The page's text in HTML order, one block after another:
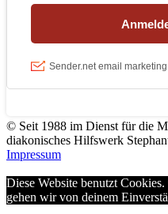
© Seit 1988 im Dienst für die
diakonisches Hilfswerk
Impressum
Diese Website benutzt
gehen wir von deinem